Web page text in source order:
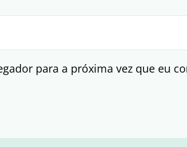
para a próxima vez que eu